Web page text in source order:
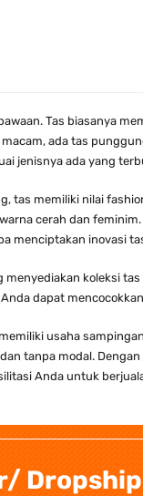
Tas biasanya
ada tas
jenisnya ada yang
tas memiliki nilai
cerah dan
menciptakan inovasi
koleksi
dapat
usaha
tanpa modal.
Anda untuk